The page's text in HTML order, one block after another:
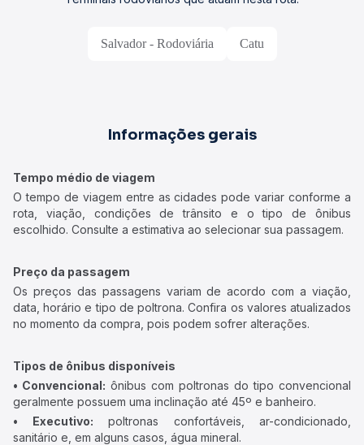
Salvador - Rodoviária Catu
Informações gerais
Tempo médio de viagem
O tempo de viagem entre as cidades pode variar conforme a
rota, viação, condições de trânsito e o tipo de ônibus
escolhido. Consulte a estimativa ao selecionar sua passagem.
Preço da passagem
Os preços das passagens variam de acordo com a viação,
data, horário e tipo de poltrona. Confira os valores atualizados
no momento da compra, pois podem sofrer alterações.
Tipos de ônibus disponíveis
• Convencional: ônibus com poltronas do tipo convencional
geralmente possuem uma inclinação até 45º e banheiro.
• Executivo: poltronas confortáveis, ar-condicionado,
sanitário e, em alguns casos, água mineral.